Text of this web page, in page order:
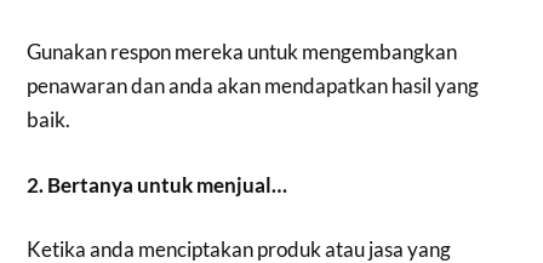
Gunakan respon mereka untuk mengembangkan
penawaran dan anda akan mendapatkan hasil yang
baik.
2. Bertanya untuk menjual…
Ketika anda menciptakan produk atau jasa yang